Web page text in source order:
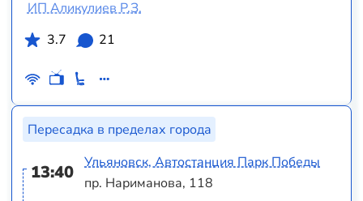
ИП Аликулиев Р.З.
3.7
21
Пересадка в пределах города
13:40
Ульяновск, Автостанция Парк Победы
пр. Нариманова, 118